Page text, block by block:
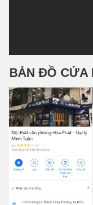
BẢN ĐỒ CỬA